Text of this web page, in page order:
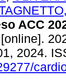
ACC
[online].
2024.